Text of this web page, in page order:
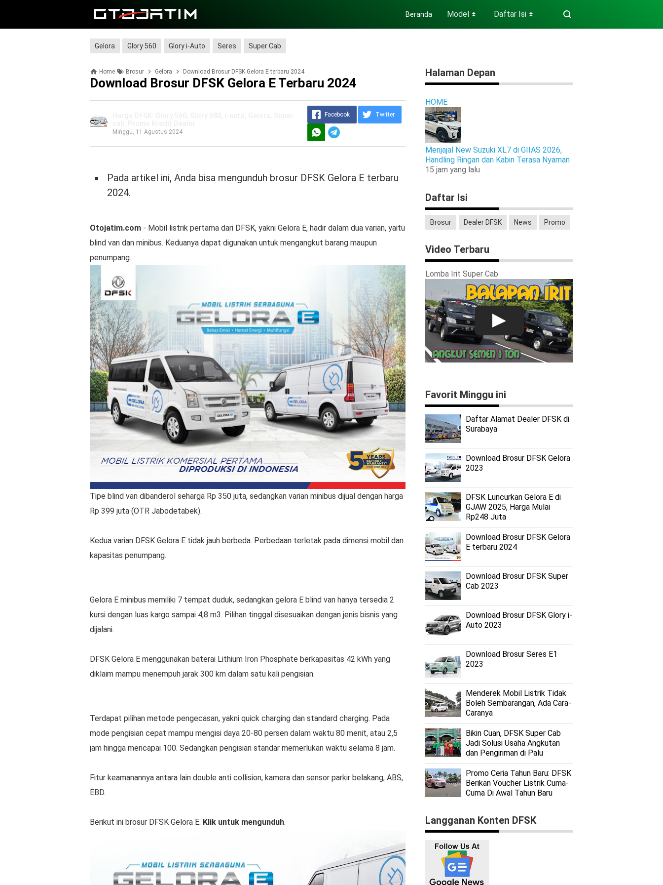
Beranda Model ⏬ Daftar Isi ⏬
Gelora Glory 560 Glory i-Auto Seres Super Cab
Home Brosur Gelora Download Brosur DFSK Gelora E terbaru 2024
Download Brosur DFSK Gelora E Terbaru 2024
Minggu, 11 Agustus 2024
Facebook Twitter
Pada artikel ini, Anda bisa mengunduh brosur DFSK Gelora E terbaru
2024.
Otojatim.com - Mobil listrik pertama dari DFSK, yakni Gelora E, hadir dalam dua varian, yaitu
blind van dan minibus. Keduanya dapat digunakan untuk mengangkut barang maupun
penumpang.
Tipe blind van dibanderol seharga Rp 350 juta, sedangkan varian minibus dijual dengan harga
Rp 399 juta (OTR Jabodetabek).
Kedua varian DFSK Gelora E tidak jauh berbeda. Perbedaan terletak pada dimensi mobil dan
kapasitas penumpang.
Gelora E minibus memiliki 7 tempat duduk, sedangkan gelora E blind van hanya tersedia 2
kursi dengan luas kargo sampai 4,8 m3. Pilihan tinggal disesuaikan dengan jenis bisnis yang
dijalani.
DFSK Gelora E menggunakan baterai Lithium Iron Phosphate berkapasitas 42 kWh yang
diklaim mampu menempuh jarak 300 km dalam satu kali pengisian.
Terdapat pilihan metode pengecasan, yakni quick charging dan standard charging. Pada
mode pengisian cepat mampu mengisi daya 20-80 persen dalam waktu 80 menit, atau 2,5
jam hingga mencapai 100. Sedangkan pengisian standar memerlukan waktu selama 8 jam.
Fitur keamanannya antara lain double anti collision, kamera dan sensor parkir belakang, ABS,
EBD.
Berikut ini brosur DFSK Gelora E. Klik untuk mengunduh.
Halaman Depan
HOME
Menjajal New Suzuki XL7 di GIIAS 2026,
Handling Ringan dan Kabin Terasa Nyaman
15 jam yang lalu
Daftar Isi
Brosur Dealer DFSK News Promo
Video Terbaru
Lomba Irit Super Cab
Favorit Minggu ini
Daftar Alamat Dealer DFSK di
Surabaya
Download Brosur DFSK Gelora
2023
DFSK Luncurkan Gelora E di
GJAW 2025, Harga Mulai
Rp248 Juta
Download Brosur DFSK Gelora
E terbaru 2024
Download Brosur DFSK Super
Cab 2023
Download Brosur DFSK Glory i-
Auto 2023
Download Brosur Seres E1
2023
Menderek Mobil Listrik Tidak
Boleh Sembarangan, Ada Cara-
Caranya
Bikin Cuan, DFSK Super Cab
Jadi Solusi Usaha Angkutan
dan Pengiriman di Palu
Promo Ceria Tahun Baru: DFSK
Berikan Voucher Listrik Cuma-
Cuma Di Awal Tahun Baru
Langganan Konten DFSK